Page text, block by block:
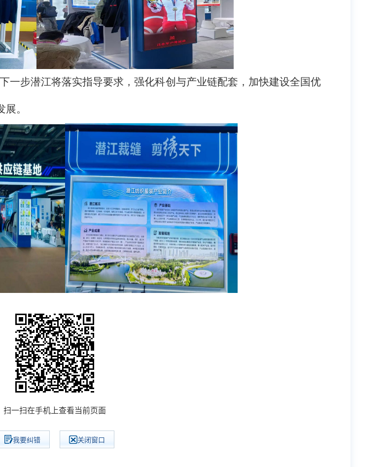
一步潜江将落实指导要求，强化科创与产业链配套，加快建设全国优
。
扫一扫在手机上查看当前页面
我要纠错 关闭窗口